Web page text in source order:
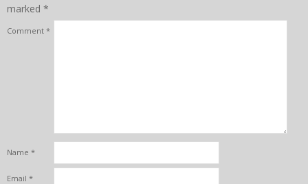
marked *
Comment *
Name *
Email *